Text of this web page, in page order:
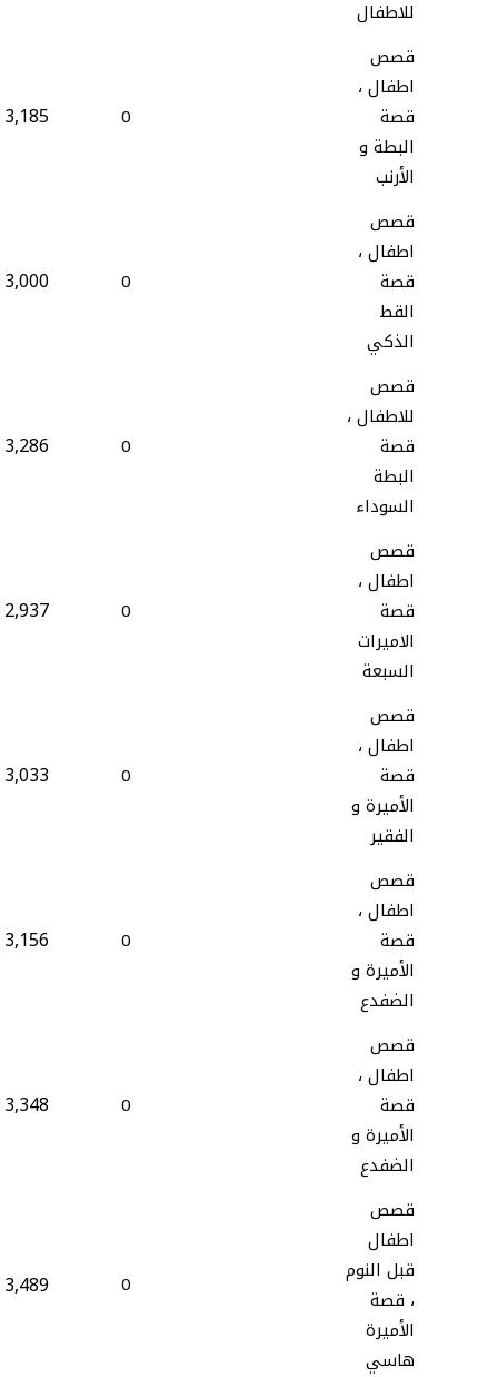
للاطفال
قصص
اطفال ،
قصة
البطة و
الأرنب
0
3,185
قصص
اطفال ،
قصة
القط
الذكي
0
3,000
قصص
للاطفال ،
قصة
البطة
السوداء
0
3,286
قصص
اطفال ،
قصة
الاميرات
السبعة
0
2,937
قصص
اطفال ،
قصة
الأميرة و
الفقير
0
3,033
قصص
اطفال ،
قصة
الأميرة و
الضفدع
0
3,156
قصص
اطفال ،
قصة
الأميرة و
الضفدع
0
3,348
قصص
اطفال
قبل النوم
، قصة
الأميرة
هاسي
0
3,489